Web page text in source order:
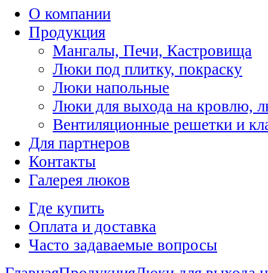
О компании
Продукция
Мангалы, Печи, Кастровища
Люки под плитку, покраску
Люки напольные
Люки для выхода на кровлю,
Вентиляционные решетки и
Для партнеров
Контакты
Галерея люков
Где купить
Оплата и доставка
Часто задаваемые вопросы